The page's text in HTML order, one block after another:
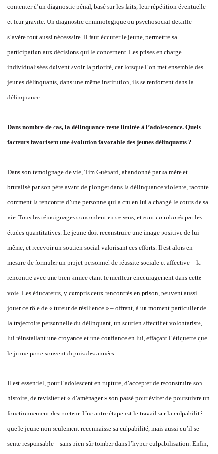
contenter d’un diagnostic pénal, basé sur les faits, leur répétition éventuelle
et leur gravité. Un diagnostic criminologique ou psychosocial détaillé
s’avère tout aussi nécessaire. Il faut écouter le jeune, permettre sa
participation aux décisions qui le concernent. Les prises en charge
individualisées doivent avoir la priorité, car lorsque l’on met ensemble des
jeunes délinquants, dans une même institution, ils se renforcent dans la
délinquance.
Dans nombre de cas, la délinquance reste limitée à l’adolescence. Quels
facteurs favorisent une évolution favorable des jeunes délinquants ?
Dans son témoignage de vie, Tim Guénard, abandonné par sa mère et
brutalisé par son père avant de plonger dans la délinquance violente, raconte
comment la rencontre d’une personne qui a cru en lui a changé le cours de sa
vie. Tous les témoignages concordent en ce sens, et sont corroborés par les
études quantitatives. Le jeune doit reconstruire une image positive de lui-
même, et recevoir un soutien social valorisant ces efforts. Il est alors en
mesure de formuler un projet personnel de réussite sociale et affective – la
rencontre avec une bien-aimée étant le meilleur encouragement dans cette
voie. Les éducateurs, y compris ceux rencontrés en prison, peuvent aussi
jouer ce rôle de « tuteur de résilience » – offrant, à un moment particulier de
la trajectoire personnelle du délinquant, un soutien affectif et volontariste,
lui réinstallant une croyance et une confiance en lui, effaçant l’étiquette que
le jeune porte souvent depuis des années.
Il est essentiel, pour l’adolescent en rupture, d’accepter de reconstruire son
histoire, de revisiter et « d’aménager » son passé pour éviter de poursuivre un
fonctionnement destructeur. Une autre étape est le travail sur la culpabilité :
que le jeune non seulement reconnaisse sa culpabilité, mais aussi qu’il se
sente responsable – sans bien sûr tomber dans l’hyper-culpabilisation. Enfin,